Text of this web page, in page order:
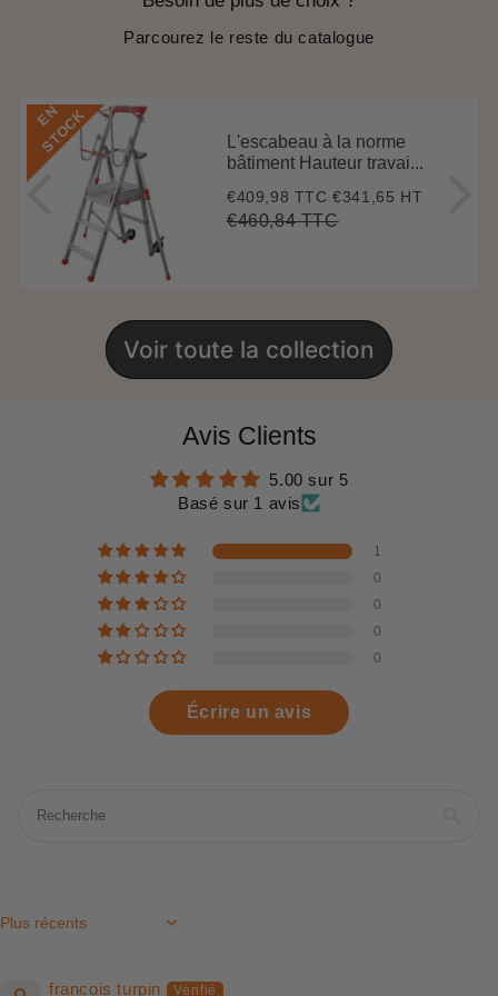
Parcourez le reste du catalogue
E
N
S
T
O
C
K
L'escabeau à la norme
bâtiment Hauteur travai...
Prix
réduit
€409,98 TTC€409,98
€341,65 HT
Prix
€460,84 TTC€460,84
Voir toute la collection
Avis Clients
5.00 sur 5
Basé sur 1 avis
1
0
0
0
0
Écrire un avis
Sort by
francois turpin